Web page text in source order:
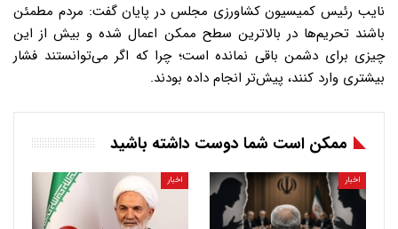
نایب رئیس کمیسیون کشاورزی مجلس در پایان گفت: مردم مطمئن
باشند تحریم‌ها در بالاترین سطح ممکن اعمال شده و بیش از این
چیزی برای دشمن باقی نمانده است؛ چرا که اگر می‌توانستند فشار
بیشتری وارد کنند، پیش‌تر انجام داده بودند.
ممکن است شما دوست داشته باشید
اخبار اخبار